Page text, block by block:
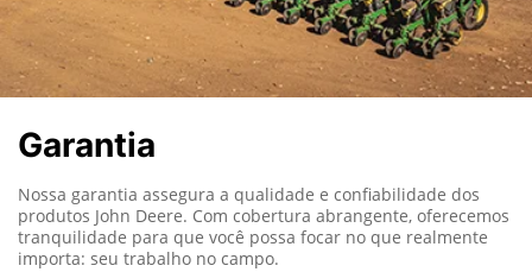
Garantia
Nossa garantia assegura a qualidade e confiabilidade dos
produtos John Deere. Com cobertura abrangente, oferecemos
tranquilidade para que você possa focar no que realmente
importa: seu trabalho no campo.